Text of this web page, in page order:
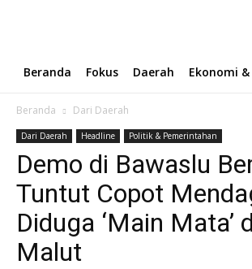
Beranda Fokus Daerah Ekonomi
Beranda Dari Daerah
Dari Daerah Headline Politik & Pemerintahan
Demo di Bawaslu
Tuntut Copot
Diduga ‘Main Mata’
Malut